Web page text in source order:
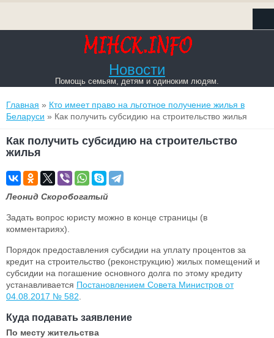
Новости
Помощь семьям, детям и одиноким людям.
Вы здесь
Главная » Кто имеет право на льготное получение жилья в
Беларуси » Как получить субсидию на строительство жилья
Как получить субсидию на строительство
жилья
Леонид Скоробогатый
Задать вопрос юристу можно в конце страницы (в
комментариях).
Порядок предоставления субсидии на уплату процентов за
кредит на строительство (реконструкцию) жилых помещений и
субсидии на погашение основного долга по этому кредиту
устанавливается Постановлением Совета Министров от
04.08.2017 № 582
Куда подавать заявление
По месту жительства